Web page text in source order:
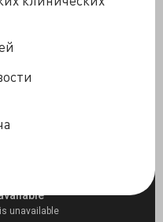
где я поддерживаю